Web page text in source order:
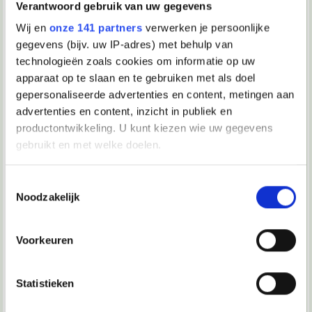
Verantwoord gebruik van uw gegevens
Wij en onze 141 partners verwerken je persoonlijke
gegevens (bijv. uw IP-adres) met behulp van
technologieën zoals cookies om informatie op uw
apparaat op te slaan en te gebruiken met als doel
gepersonaliseerde advertenties en content, metingen aan
advertenties en content, inzicht in publiek en
productontwikkeling. U kunt kiezen wie uw gegevens
gebruikt en met welke doelen.
Informatie verzamelen over uw geografische locatie, die
Uw apparaat identificeren door het actief te scannen op
verwerkt en stel uw voorkeuren in het
detailgedeeltein.
Noodzakelijk
Voorkeuren
Statistieken
Mijn verhaal... Ik wil terug naar school (1)
Lieveke99 Little Phoebe
Bijbaan die bij me past (4)
Verwijderd Daantje_0705
Leuke opdracht! (2)
Eline_1998
Hoe lang ben jij al uitzendkracht? (2)
beleggen Little Phoebe
Ja6327 anoniem1233
alban2004 miquelangelo